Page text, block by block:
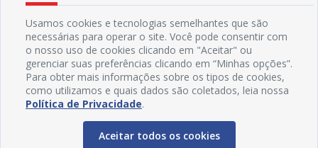
Redes Sociais
Usamos cookies e tecnologias semelhantes que são
necessárias para operar o site. Você pode consentir com
o nosso uso de cookies clicando em "Aceitar" ou
gerenciar suas preferências clicando em “Minhas opções”.
Para obter mais informações sobre os tipos de cookies,
como utilizamos e quais dados são coletados, leia nossa
Política de Privacidade.
Aceitar todos os cookies